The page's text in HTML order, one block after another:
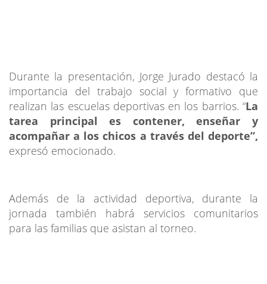
Durante la presentación, Jorge Jurado destacó la
importancia del trabajo social y formativo que
realizan las escuelas deportivas en los barrios. “La
tarea principal es contener, enseñar y
acompañar a los chicos a través del deporte”,
expresó emocionado.
Además de la actividad deportiva, durante la
jornada también habrá servicios comunitarios
para las familias que asistan al torneo.